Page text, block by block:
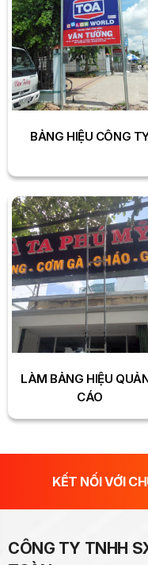
BẢNG HIỆU CÔNG
LÀM BẢNG HIỆU
CÁO
KẾT NỐI VỚI
CÔNG TY TNHH